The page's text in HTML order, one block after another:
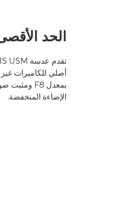
الحد
أصلي للكاميرات
بمعدل F8 ومثبت صور رباعي الدرجات
الإضاءة المنخفضة.